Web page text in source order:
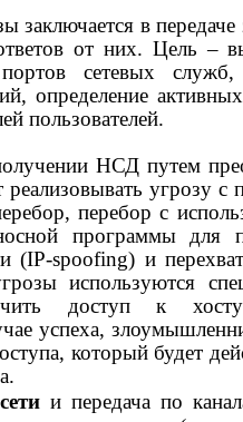
заключается в передаче
от них. Цель –
сетевых служб,
определение
пользователей.
НСД путем
угрозу
перебор с
программы для
(IP-spoofing) и
используются
доступ к
успеха,
который будет
и передача по